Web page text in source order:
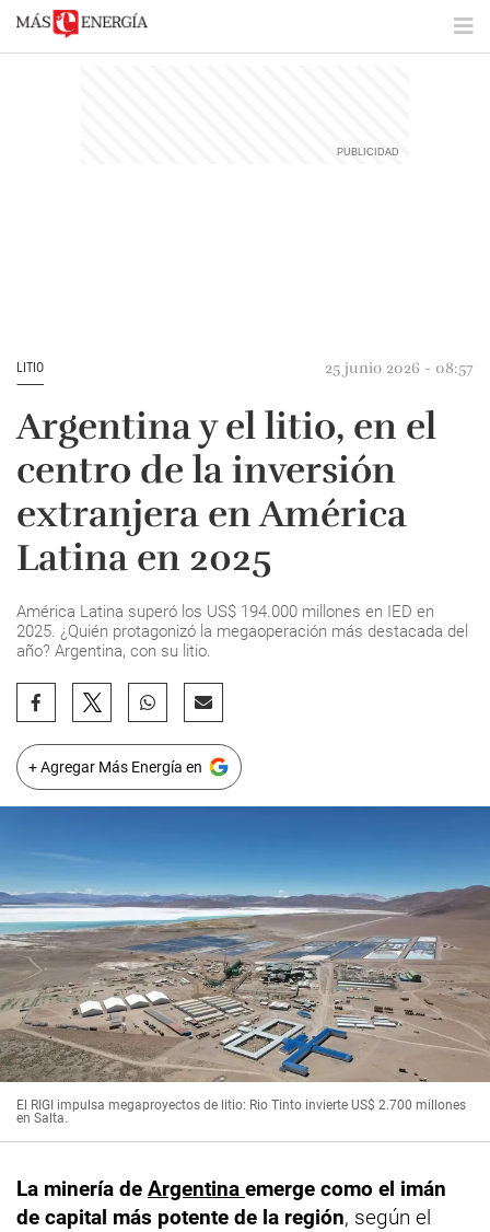
LITIO 25 junio 2026 - 08:57
Argentina y el litio, en el
centro de la inversión
extranjera en América
Latina en 2025
América Latina superó los US$ 194.000 millones en IED en
2025. ¿Quién protagonizó la megaoperación más destacada del
año? Argentina, con su litio.
+ Agregar Más Energía en
El RIGI impulsa megaproyectos de litio: Rio Tinto invierte US$ 2.700 millones
en Salta.
La minería de Argentina emerge como el imán
de capital más potente de la región, según el